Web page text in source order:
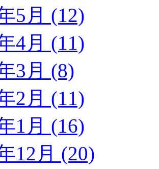
5月 (12)
4月 (11)
3月 (8)
2月 (11)
1月 (16)
12月 (20)